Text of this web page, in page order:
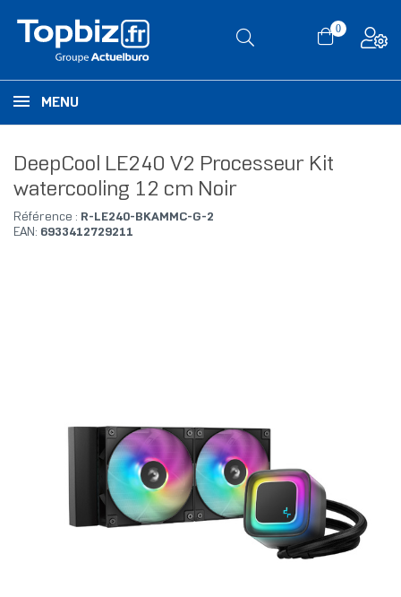
0
MENU
DeepCool LE240 V2 Processeur Kit
watercooling 12 cm Noir
Référence : R-LE240-BKAMMC-G-2
EAN: 6933412729211